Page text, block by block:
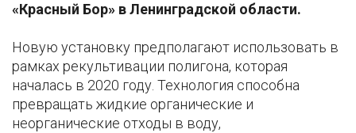
«Красный Бор» в Ленинградской области.
Новую установку предполагают использовать в
рамках рекультивации полигона, которая
началась в 2020 году. Технология способна
превращать жидкие органические и
неорганические отходы в воду,